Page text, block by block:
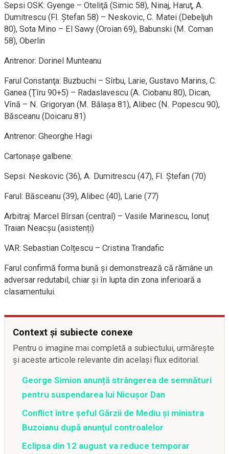
Sepsi OSK: Gyenge – Oteliţă (Simic 58), Ninaj, Haruţ, A.
Dumitrescu (Fl. Ştefan 58) – Neskovic, C. Matei (Debeljuh
80), Sota Mino – El Sawy (Oroian 69), Babunski (M. Coman
58), Oberlin
Antrenor: Dorinel Munteanu
Farul Constanţa: Buzbuchi – Sîrbu, Larie, Gustavo Marins, C.
Ganea (Ţîru 90+5) – Radaslavescu (A. Ciobanu 80), Dican,
Vînă – N. Grigoryan (M. Bălaşa 81), Alibec (N. Popescu 90),
Băsceanu (Doicaru 81)
Antrenor: Gheorghe Hagi
Cartonașe galbene:
Sepsi: Neskovic (36), A. Dumitrescu (47), Fl. Ștefan (70)
Farul: Băsceanu (39), Alibec (40), Larie (77)
Arbitraj: Marcel Bîrsan (central) – Vasile Marinescu, Ionuț
Traian Neacșu (asistenți)
VAR: Sebastian Colțescu – Cristina Trandafic
Farul confirmă forma bună și demonstrează că rămâne un
adversar redutabil, chiar și în lupta din zona inferioară a
clasamentului.
Context și subiecte conexe
Pentru o imagine mai completă a subiectului, urmărește
și aceste articole relevante din același flux editorial.
George Simion anunță strângerea de semnături
pentru suspendarea lui Nicușor Dan
Conflict între şeful Gărzii de Mediu şi ministra
Buzoianu după anunţul controalelor
Eclipsa din 12 august va reduce temporar